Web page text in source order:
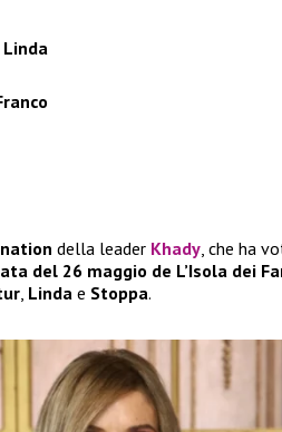
Linda
della leader Khady, che ha
del 26 maggio de L’Isola dei
, Linda e Stoppa.